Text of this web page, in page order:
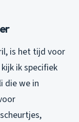
is het tijd voor
ik specifiek
die we in